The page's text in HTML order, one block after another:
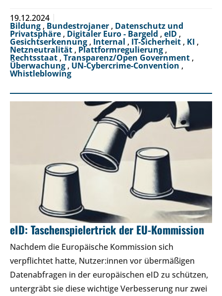
19.12.2024
Bildung , Bundestrojaner , Datenschutz und
Privatsphäre , Digitaler Euro - Bargeld , eID ,
Gesichtserkennung , Internal , IT-Sicherheit , KI ,
Netzneutralität , Plattformregulierung ,
Rechtsstaat , Transparenz/Open Government ,
Überwachung , UN-Cybercrime-Convention ,
Whistleblowing
eID: Taschenspielertrick der EU-Kommission
Nachdem die Europäische Kommission sich
verpflichtet hatte, Nutzer:innen vor übermäßigen
Datenabfragen in der europäischen eID zu schützen,
untergräbt sie diese wichtige Verbesserung nur zwei